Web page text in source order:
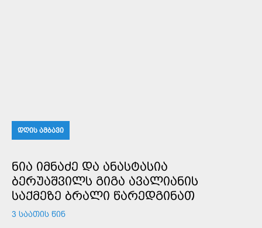
ᲓᲦᲘᲡ ᲐᲛᲑᲐᲕᲘ
ᲜᲘᲐ ᲘᲛᲜᲐᲫᲔ ᲓᲐ ᲐᲜᲐᲡᲢᲐᲡᲘᲐ
ᲑᲔᲠᲣᲐᲨᲕᲘᲚᲡ ᲒᲘᲒᲐ ᲐᲕᲐᲚᲘᲐᲜᲘᲡ
ᲡᲐᲥᲛᲔᲖᲔ ᲑᲠᲐᲚᲘ ᲬᲐᲠᲔᲓᲒᲘᲜᲐᲗ
3 ᲡᲐᲐᲗᲘᲡ ᲬᲘᲜ